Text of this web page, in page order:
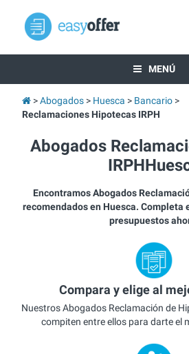
MENÚ
Abogados Huesca
Bancario
Reclamaciones Hipotecas IRPH
Abogados
Encontramos Abogados
recomendados en Huesca. Completa
presupuestos
Compara y elige al
Nuestros Abogados Reclamación de
compiten entre ellos para darte el